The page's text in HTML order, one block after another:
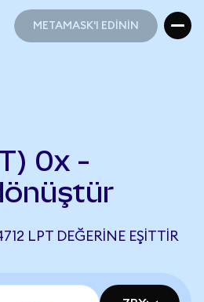
METAMASK'I EDİNİN
0x -
LPT DEĞERINE EŞITTIR